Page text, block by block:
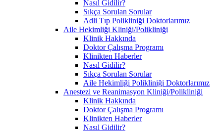
Nasıl Gidilir?
Sıkça Sorulan Sorular
Adli Tıp Polikliniği Doktorlarımız
Aile Hekimliği Kliniği/Polikliniği
Klinik Hakkında
Doktor Çalışma Programı
Klinikten Haberler
Nasıl Gidilir?
Sıkça Sorulan Sorular
Aile Hekimliği Polikliniği Doktorlarımız
Anestezi ve Reanimasyon Kliniği/Polikliniği
Klinik Hakkında
Doktor Çalışma Programı
Klinikten Haberler
Nasıl Gidilir?